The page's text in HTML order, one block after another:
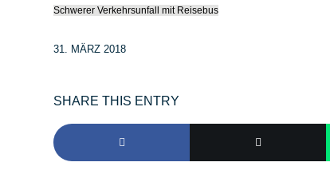
Schwerer Verkehrsunfall mit Reisebus
31. MÄRZ 2018
SHARE THIS ENTRY